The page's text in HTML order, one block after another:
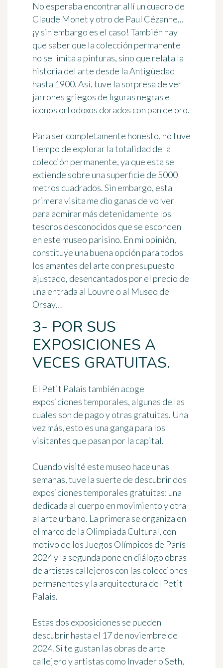
No esperaba encontrar allí un cuadro de
Claude Monet y otro de Paul Cézanne...
¡y sin embargo es el caso! También hay
que saber que la colección permanente
no se limita a pinturas, sino que relata la
historia del arte desde la Antigüedad
hasta 1900. Así, tuve la sorpresa de ver
jarrones griegos de figuras negras e
iconos ortodoxos dorados con pan de oro.
Para ser completamente honesto, no tuve
tiempo de explorar la totalidad de la
colección permanente, ya que esta se
extiende sobre una superficie de 5000
metros cuadrados. Sin embargo, esta
primera visita me dio ganas de volver
para admirar más detenidamente los
tesoros desconocidos que se esconden
en este museo parisino. En mi opinión,
constituye una buena opción para todos
los amantes del arte con presupuesto
ajustado, desencantados por el precio de
una entrada al Louvre o al Museo de
Orsay…
3- POR SUS
EXPOSICIONES A
VECES GRATUITAS.
El Petit Palais también acoge
exposiciones temporales, algunas de las
cuales son de pago y otras gratuitas. Una
vez más, esto es una ganga para los
visitantes que pasan por la capital.
Cuando visité este museo hace unas
semanas, tuve la suerte de descubrir dos
exposiciones temporales gratuitas: una
dedicada al cuerpo en movimiento y otra
al arte urbano. La primera se organiza en
el marco de la Olimpiada Cultural, con
motivo de los Juegos Olímpicos de París
2024 y la segunda pone en diálogo obras
de artistas callejeros con las colecciones
permanentes y la arquitectura del Petit
Palais.
Estas dos exposiciones se pueden
descubrirhasta el 17 de noviembre de
2024. Si te gustan las obras de arte
callejero y artistas como Invader o Seth,